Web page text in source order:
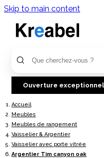
Skip to main content
Ouverture
Accueil
Meubles
Meubles de rangement
Vaisselier & Argentier
Vaisselier avec porte vitrée
Argentier Tim canyon oak